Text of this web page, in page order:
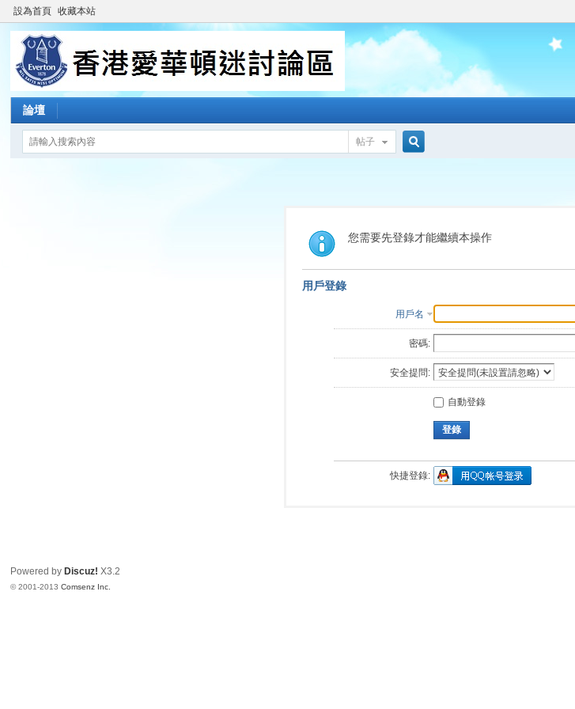
設為首頁 收藏本站
論壇
帖子
索
您需要先登錄才能繼續本操作
用戶登錄
用戶名
密碼:
安全提問:
自動登錄
登錄
快捷登錄:
Powered by Discuz! X3.2
© 2001-2013Comsenz Inc.